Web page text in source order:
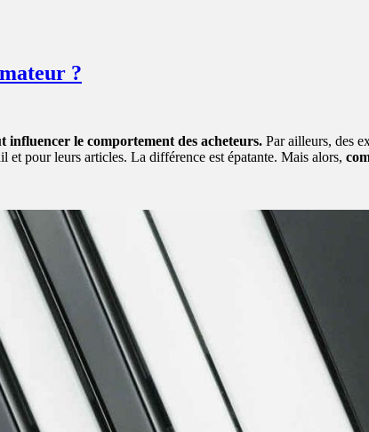
?
influencer le comportement des acheteurs. Par ailleurs, des
et pour leurs articles. La différence est épatante. Mais alors,